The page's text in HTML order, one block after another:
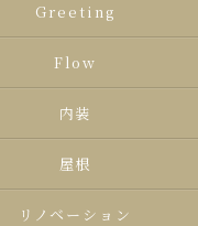
Greeting
Flow
内装
屋根
リノベーション